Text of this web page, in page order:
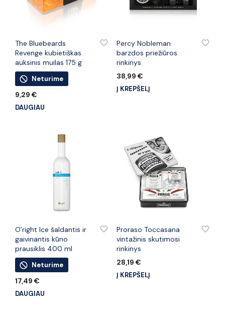
The Bluebeards
Revenge kubietiškas
auksinis muilas 175 g
Neturime
9,29 €
DAUGIAU
Percy Nobleman
barzdos priežiūros
rinkinys
38,99 €
Į KREPŠELĮ
O’right Ice šaldantis ir
gaivinantis kūno
prausiklis 400 ml
Neturime
17,49 €
DAUGIAU
Proraso Toccasana
vintažinis skutimosi
rinkinys
28,19 €
Į KREPŠELĮ